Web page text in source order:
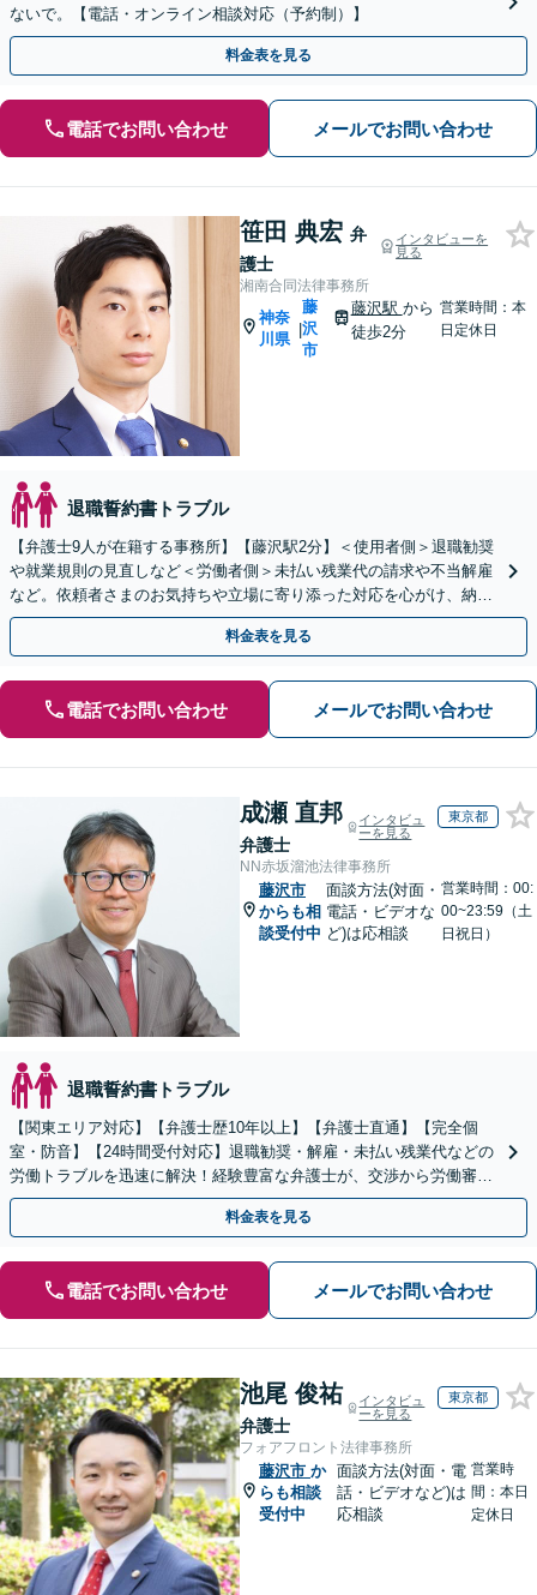
ないで。【電話・オンライン相談対応（予約制）】
料金表を見る
電話でお問い合わせ メールでお問い合わせ
笹田 典宏 弁
護士
インタビューを
見る
湘南合同法律事務所
神奈
川県
|
藤
沢
市
藤沢駅 から
徒歩2分
営業時間：本
日定休日
退職誓約書トラブル
【弁護士9人が在籍する事務所】【藤沢駅2分】＜使用者側＞退職勧奨
や就業規則の見直しなど＜労働者側＞未払い残業代の請求や不当解雇
など。依頼者さまのお気持ちや立場に寄り添った対応を心がけ、納得
感のある解決を目指します
料金表を見る
電話でお問い合わせ メールでお問い合わせ
成瀬 直邦
弁護士
インタビュ
ーを見る
東京都
NN赤坂溜池法律事務所
藤沢市
からも相
談受付中
面談方法(対面・
電話・ビデオな
ど)は応相談
営業時間：00:
00~23:59（土
日祝日）
退職誓約書トラブル
【関東エリア対応】【弁護士歴10年以上】【弁護士直通】【完全個
室・防音】【24時間受付対応】退職勧奨・解雇・未払い残業代などの
労働トラブルを迅速に解決！経験豊富な弁護士が、交渉から労働審判
まで一貫して対応いたします【オンライン相談可】
料金表を見る
電話でお問い合わせ メールでお問い合わせ
池尾 俊祐
弁護士
インタビュ
ーを見る
東京都
フォアフロント法律事務所
藤沢市 か
らも相談
受付中
面談方法(対面・電
話・ビデオなど)は
応相談
営業時
間：本日
定休日